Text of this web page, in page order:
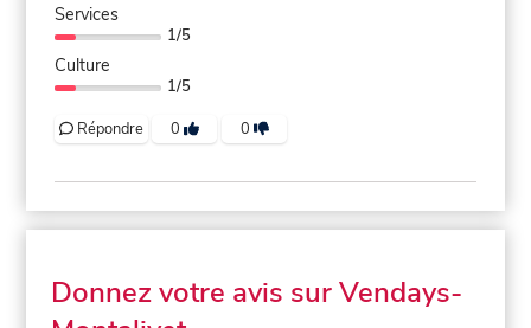
Services
1/5
Culture
1/5
Répondre 0 0
Donnez votre avis sur Vendays-